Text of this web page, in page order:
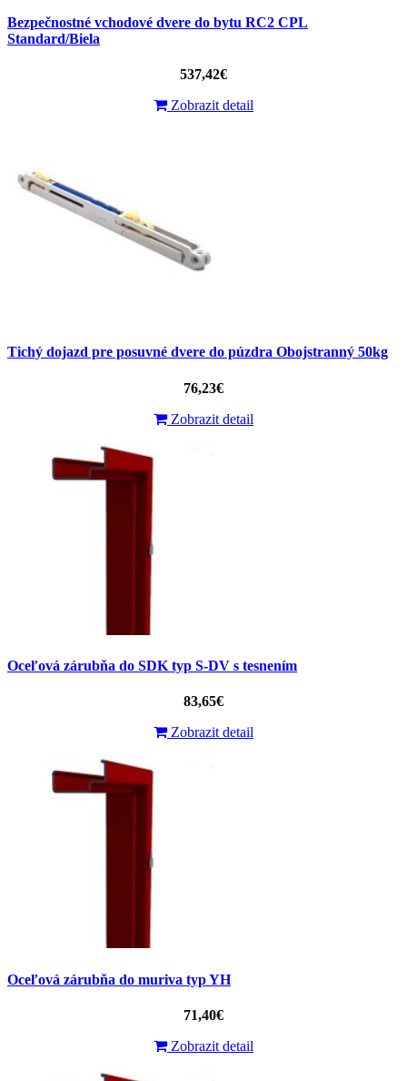
Bezpečnostné vchodové dvere do bytu RC2 CPL
Standard/Biela
537,42€
Zobrazit detail
Tichý dojazd pre posuvné dvere do púzdra Obojstranný 50kg
76,23€
Zobrazit detail
Oceľová zárubňa do SDK typ S-DV s tesnením
83,65€
Zobrazit detail
Oceľová zárubňa do muriva typ YH
71,40€
Zobrazit detail